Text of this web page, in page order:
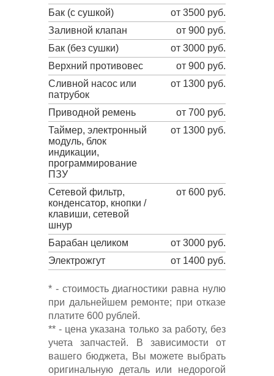
Бак (с сушкой)
от 3500 руб.
Заливной клапан
от 900 руб.
Бак (без сушки)
от 3000 руб.
Верхний противовес
от 900 руб.
Сливной насос или
патрубок
от 1300 руб.
Приводной ремень
от 700 руб.
Таймер, электронный
модуль, блок
индикации,
программирование
ПЗУ
от 1300 руб.
Сетевой фильтр,
конденсатор, кнопки /
клавиши, сетевой
шнур
от 600 руб.
Барабан целиком
от 3000 руб.
Электрожгут
от 1400 руб.
* - стоимость диагностики равна нулю
при дальнейшем ремонте; при отказе
платите 600 рублей.
** - цена указана только за работу, без
учета запчастей. В зависимости от
вашего бюджета, Вы можете выбрать
оригинальную деталь или недорогой